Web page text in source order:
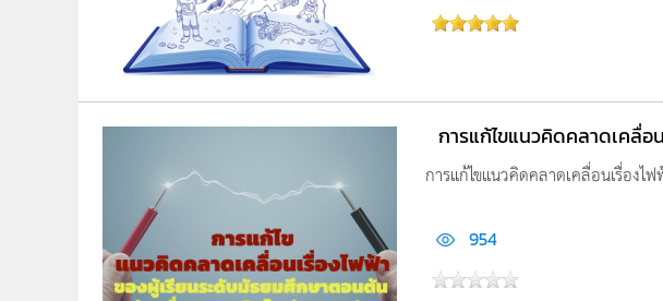
การแก้ไขแนวคิดคลาดเคลื่
การแก้ไขแนวคิดคลาดเคลื่อนเรื่อง
954